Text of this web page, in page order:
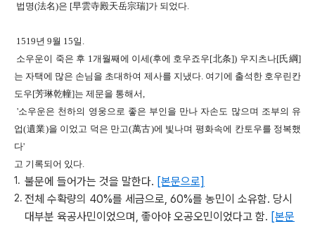
법명(法名)은 [早雲寺殿天岳宗瑞]가 되었다.
1519년 9월 15일.
소우운이 죽은 후 1개월째에 이세(후에 호우죠우[北条]) 우지츠나[氏綱]
는 자택에 많은 손님을 초대하여 제사를 지냈다. 여기에 출석한 호우린칸
도우[芳琳乾幢]는 제문을 통해서,
'소우운은 천하의 영웅으로 좋은 부인을 만나 자손도 많으며 조부의 유
업(遺業)을 이었고 덕은 만고(萬古)에 빛나며 평화속에 칸토우를 정복했
다'
고 기록되어 있다.
불문에 들어가는 것을 말한다. [본문으로]
전체 수확량의 40%를 세금으로, 60%를 농민이 소유함. 당시
대부분 육공사민이었으며, 좋아야 오공오민이었다고 함. [본문